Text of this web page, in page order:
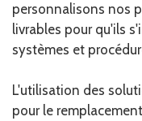
personnalisons nos
livrables pour qu'ils
systèmes et
L'utilisation des
pour le